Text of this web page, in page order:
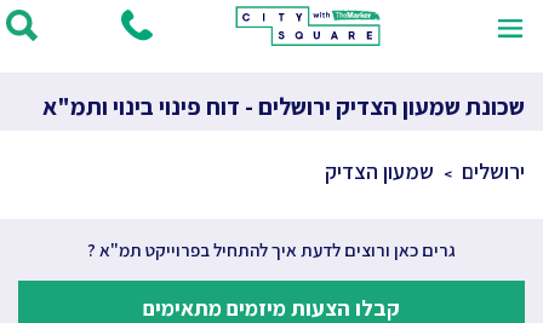
שכונת שמעון הצדיק ירושלים - דוח פינוי בינוי ותמ"א
ירושלים שמעון הצדיק
גרים כאן ורוצים לדעת איך להתחיל בפרוייקט תמ"א ?
קבלו הצעות מיזמים מתאימים